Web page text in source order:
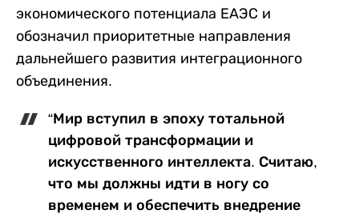
экономического потенциала ЕАЭС и
обозначил приоритетные направления
дальнейшего развития интеграционного
объединения.
“Мир вступил в эпоху тотальной
цифровой трансформации и
искусственного интеллекта. Считаю,
что мы должны идти в ногу со
временем и обеспечить внедрение